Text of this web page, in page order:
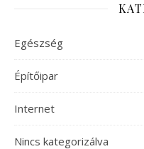
Egészség
Építőipar
Internet
Nincs kategorizálva